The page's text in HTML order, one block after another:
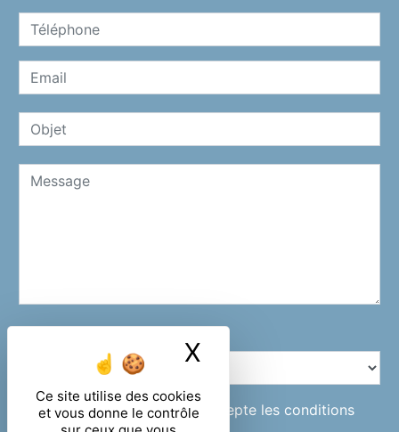
Ce site utilise des cookies
et vous donne le contrôle
X Masquer le
En cochant cette case, j'accepte les conditions